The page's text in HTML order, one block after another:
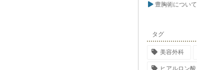
豊胸術について
タグ
美容外科